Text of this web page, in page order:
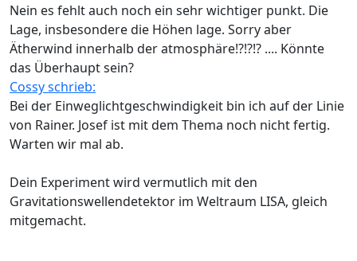
Nein es fehlt auch noch ein sehr wichtiger punkt. Die
Lage, insbesondere die Höhen lage. Sorry aber
Ätherwind innerhalb der atmosphäre!?!?!? .... Könnte
das Überhaupt sein?
Cossy schrieb:
Bei der Einweglichtgeschwindigkeit bin ich auf der Linie
von Rainer. Josef ist mit dem Thema noch nicht fertig.
Warten wir mal ab.
Dein Experiment wird vermutlich mit den
Gravitationswellendetektor im Weltraum LISA, gleich
mitgemacht.